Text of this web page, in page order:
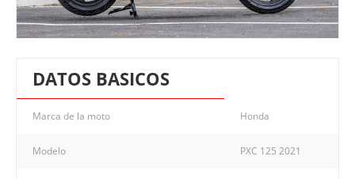
DATOS BASICOS
Marca de la moto Honda
Modelo PXC 125 2021